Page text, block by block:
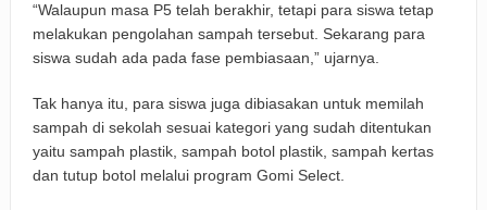
“Walaupun masa P5 telah berakhir, tetapi para siswa tetap
melakukan pengolahan sampah tersebut. Sekarang para
siswa sudah ada pada fase pembiasaan,” ujarnya.
Tak hanya itu, para siswa juga dibiasakan untuk memilah
sampah di sekolah sesuai kategori yang sudah ditentukan
yaitu sampah plastik, sampah botol plastik, sampah kertas
dan tutup botol melalui program Gomi Select.